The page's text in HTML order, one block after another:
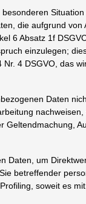
die aufgrund von
6 Absatz 1f
einzulegen;
4 DSGVO, das
Daten
Daten, um
betreffender
soweit es